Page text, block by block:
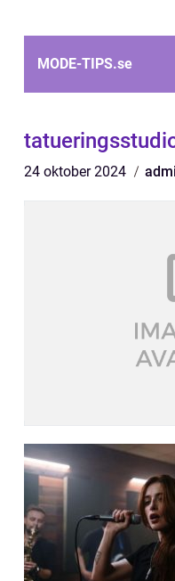
MODE-TIPS.se
24 oktober 2024